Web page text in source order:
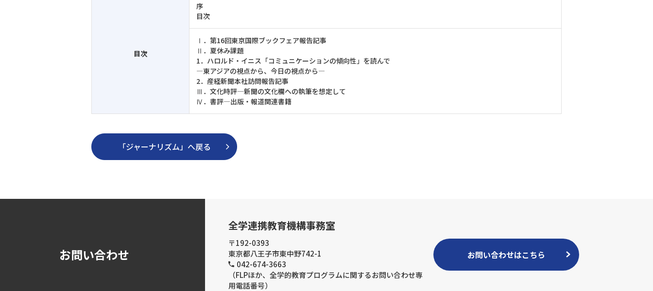
目次
序
目次
Ⅰ．第16回東京国際ブックフェア報告記事
Ⅱ．夏休み課題
1．ハロルド・イニス「コミュニケーションの傾向性」を読んで
―東アジアの視点から、今日の視点から―
2．産経新聞本社訪問報告記事
Ⅲ．文化時評―新聞の文化欄への執筆を想定して
Ⅳ．書評―出版・報道関連書籍
「ジャーナリズム」へ戻る
お問い合わせ
全学連携教育機構事務室
〒192-0393
東京都八王子市東中野742-1
042-674-3663
（FLPほか、全学的教育プログラムに関するお問い合わせ専
用電話番号）
お問い合わせはこちら